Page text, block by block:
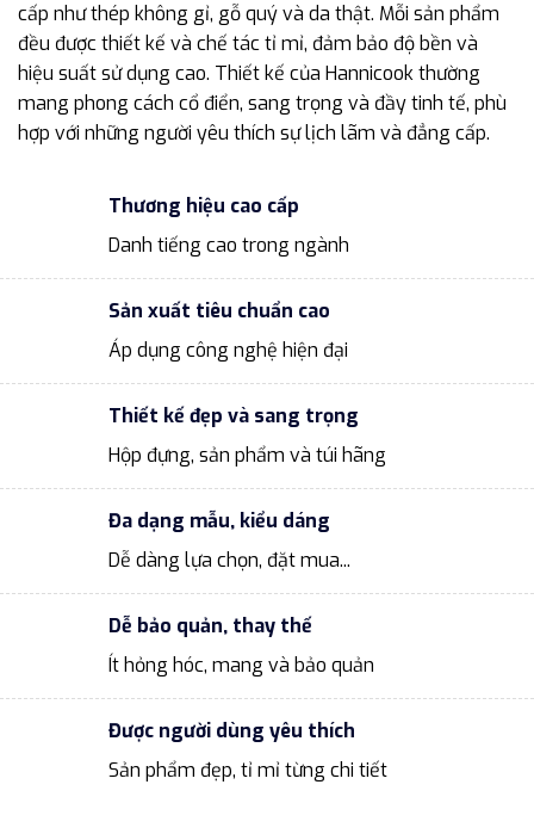
cấp như thép không gỉ, gỗ quý và da thật. Mỗi sản phẩm
đều được thiết kế và chế tác tỉ mỉ, đảm bảo độ bền và
hiệu suất sử dụng cao. Thiết kế của Hannicook thường
mang phong cách cổ điển, sang trọng và đầy tinh tế, phù
hợp với những người yêu thích sự lịch lãm và đẳng cấp.
Thương hiệu cao cấp
Danh tiếng cao trong ngành
Sản xuất tiêu chuẩn cao
Áp dụng công nghệ hiện đại
Thiết kế đẹp và sang trọng
Hộp đựng, sản phẩm và túi hãng
Đa dạng mẫu, kiểu dáng
Dễ dàng lựa chọn, đặt mua...
Dễ bảo quản, thay thế
Ít hỏng hóc, mang và bảo quản
Được người dùng yêu thích
Sản phẩm đẹp, tỉ mỉ từng chi tiết